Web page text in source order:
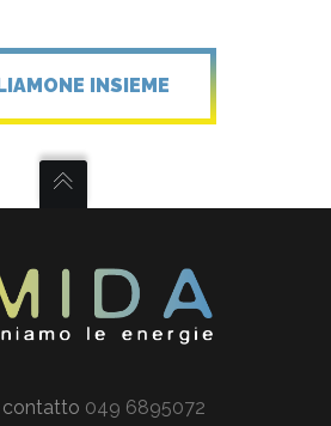
INSIEME
contatto 049 6895072